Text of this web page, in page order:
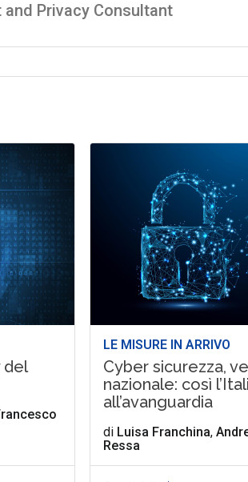
Privacy Consultant
del
LE MISURE IN ARRIVO
Cyber sicurezza,
nazionale: così
all’avanguardia
di Luisa Franchina,
Ressa